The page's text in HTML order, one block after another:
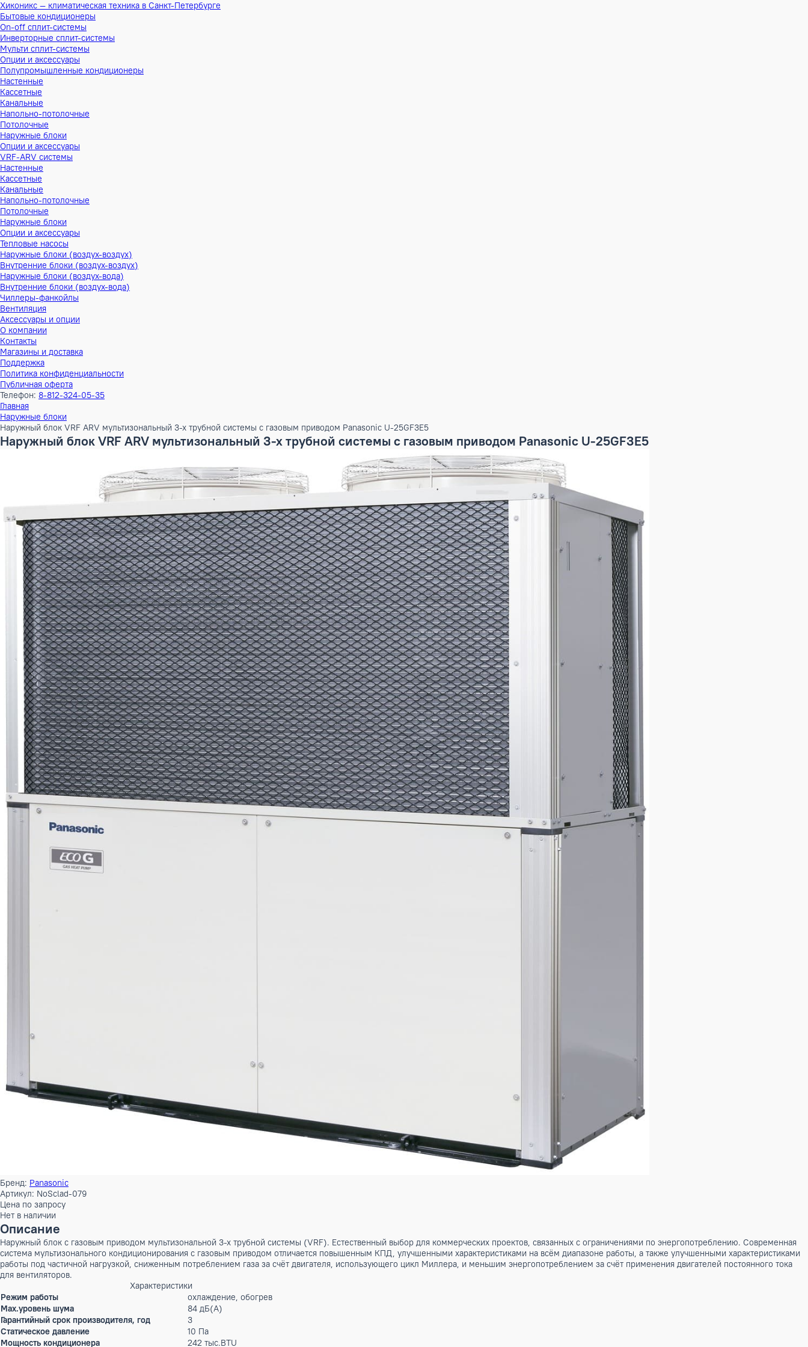
Хиконикс — климатическая техника в Санкт-Петербурге
Бытовые кондиционеры
On-off сплит-системы
Инверторные сплит-системы
Мульти сплит-системы
Опции и аксессуары
Полупромышленные кондиционеры
Настенные
Кассетные
Канальные
Напольно-потолочные
Потолочные
Наружные блоки
Опции и аксессуары
VRF-ARV системы
Настенные
Кассетные
Канальные
Напольно-потолочные
Потолочные
Наружные блоки
Опции и аксессуары
Тепловые насосы
Наружные блоки (воздух-воздух)
Внутренние блоки (воздух-воздух)
Наружные блоки (воздух-вода)
Внутренние блоки (воздух-вода)
Чиллеры-фанкойлы
Вентиляция
Аксессуары и опции
О компании
Контакты
Магазины и доставка
Поддержка
Политика конфиденциальности
Публичная оферта
Телефон:8-812-324-05-35
Главная
Наружный блок VRF ARV мультизональный 3-х трубной системы с газовым приводом Panasonic U-25GF3E5
Наружный блок VRF ARV мультизональный 3-х трубной системы с газовым приводом Panasonic U-25GF3E5
Бренд:Panasonic
Артикул: NoSclad-079
Цена по запросу